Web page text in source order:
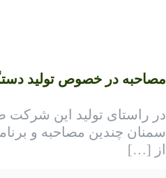
مصاحبه در خصوص تولید
در راستای تولید این شرکت
سمنان چندین مصاحبه و
از […]